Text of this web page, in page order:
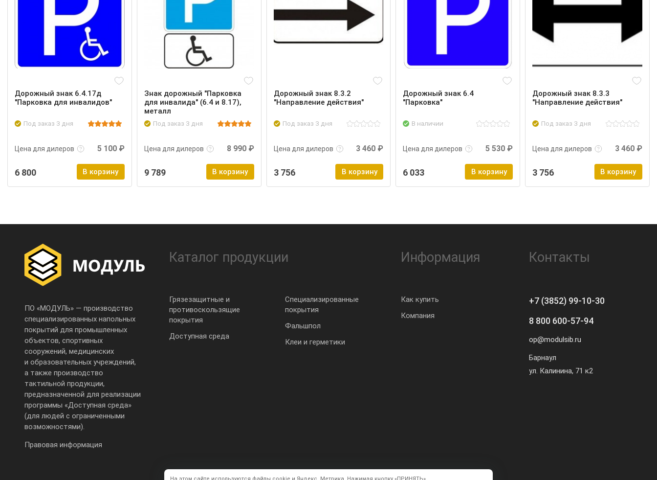
Дорожный знак 6.4.17д
"Парковка для инвалидов"
Под заказ 3 дня
Цена для дилеров
Подробнее Войти
5 100 ₽
6 800 В корзину
Знак дорожный "Парковка
для инвалида" (6.4 и 8.17),
металл
Под заказ 3 дня
Цена для дилеров
Подробнее Войти
8 990 ₽
9 789 В корзину
Дорожный знак 8.3.2
"Направление действия"
Под заказ 3 дня
Цена для дилеров
Подробнее Войти
3 460 ₽
3 756 В корзину
Дорожный знак 6.4
"Парковка"
В наличии
Цена для дилеров
Подробнее Войти
5 530 ₽
6 033 В корзину
Дорожный знак 8.3.3
"Направление действия"
Под заказ 3 дня
Цена для дилеров
Подробнее Войти
3 460 ₽
3 756 В корзину
ПО «МОДУЛЬ» — производство
специализированных напольных
покрытий для промышленных
объектов, спортивных
сооружений, медицинских
и образовательных учреждений,
а также производство
тактильной продукции,
предназначенной для реализации
программы «Доступная среда»
(для людей с ограниченными
возможностями).
Правовая информация
Каталог продукции
Грязезащитные и
противоскользящие
покрытия
Доступная среда
Специализированные
покрытия
Фальшпол
Клеи и герметики
Информация
Как купить
Компания
Контакты
+7 (3852) 99-10-30
8 800 600-57-94
op@modulsib.ru
Барнаул
ул. Калинина, 71 к2